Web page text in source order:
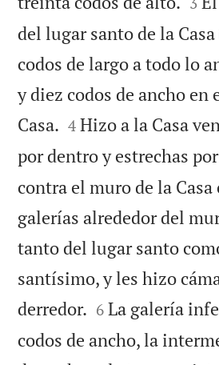
del lugar santo de la
codos de largo a todo lo
y diez codos de ancho en
Casa. 

4 Hizo a la Casa
por dentro y estrechas
contra el muro de la
galerías alrededor del
tanto del lugar santo
santísimo, y les hizo
derredor. 

6 La galería
codos de ancho, la